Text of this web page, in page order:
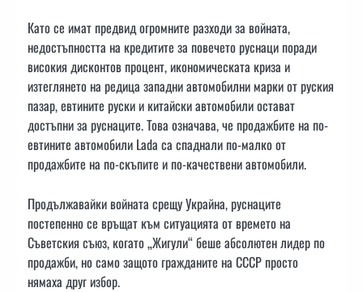
Като се имат предвид огромните разходи за войната,
недостъпността на кредитите за повечето руснаци поради
високия дисконтов процент, икономическата криза и
изтеглянето на редица западни автомобилни марки от руския
пазар, евтините руски и китайски автомобили остават
достъпни за руснаците. Това означава, че продажбите на по-
евтините автомобили Lada са спаднали по-малко от
продажбите на по-скъпите и по-качествени автомобили.
Продължавайки войната срещу Украйна, руснаците
постепенно се връщат към ситуацията от времето на
Съветския съюз, когато „Жигули“ беше абсолютен лидер по
продажби, но само защото гражданите на СССР просто
нямаха друг избор.